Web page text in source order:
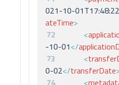
021-10-01T17:48:22
ateTime>
72
<
-10-01</
73
<
0-02</transferDate
74
<